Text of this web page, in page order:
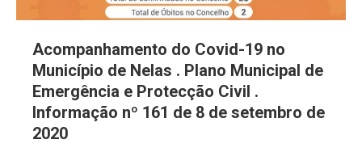
Acompanhamento do Covid-19 no
Município de Nelas . Plano Municipal de
Emergência e Protecção Civil .
Informação nº 161 de 8 de setembro de
2020